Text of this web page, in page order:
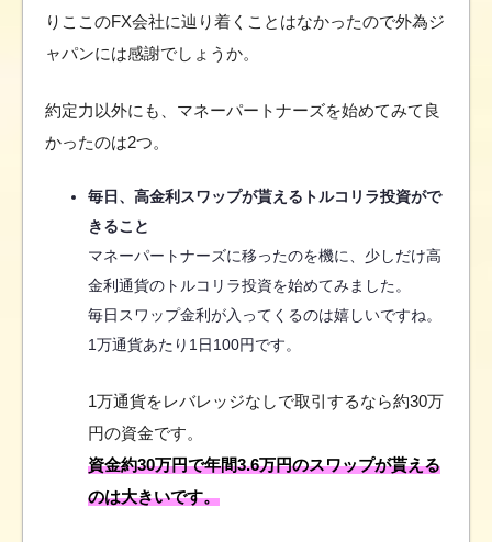
りここのFX会社に辿り着くことはなかったので外為ジ
ャパンには感謝でしょうか。
約定力以外にも、マネーパートナーズを始めてみて良
かったのは2つ。
毎日、高金利スワップが貰えるトルコリラ投資がで
きること
マネーパートナーズに移ったのを機に、少しだけ高
金利通貨のトルコリラ投資を始めてみました。
毎日スワップ金利が入ってくるのは嬉しいですね。
1万通貨あたり1日100円です。
1万通貨をレバレッジなしで取引するなら約30万
円の資金です。
資金約30万円で年間3.6万円のスワップが貰える
のは大きいです。